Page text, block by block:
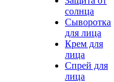
солнца
Сыворотка
для лица
Крем для
лица
Спрей для
лица